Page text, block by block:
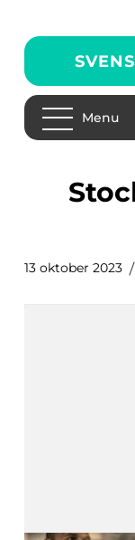
Menu
stockholmsbörsen
13 oktober 2023